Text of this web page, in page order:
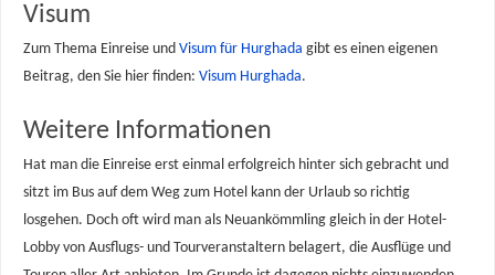
Visum
Zum Thema Einreise undVisum für Hurghada gibt es einen eigenen
Beitrag, den Sie hier finden:Visum Hurghada.
Weitere Informationen
Hat man die Einreise erst einmal erfolgreich hinter sich gebracht und
sitzt im Bus auf dem Weg zum Hotel kann der Urlaub so richtig
losgehen. Doch oft wird man als Neuankömmling gleich in der Hotel-
Lobby von Ausflugs- und Tourveranstaltern belagert, die Ausflüge und